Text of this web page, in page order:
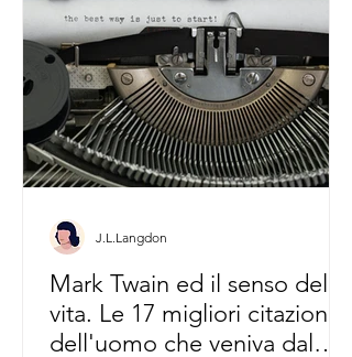
Mark Twain ed il senso della
vita. Le 17 migliori citazioni
dell'uomo che veniva dal
J.L.Langdon